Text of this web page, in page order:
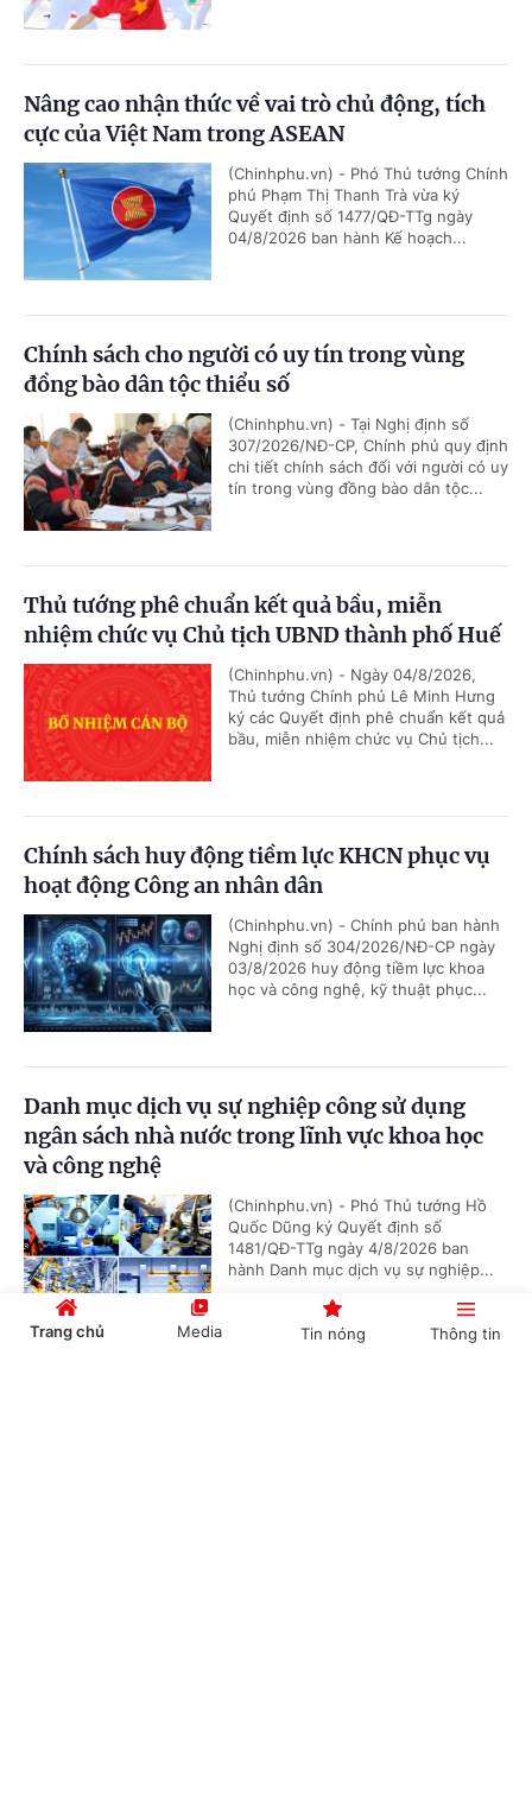
Nâng cao nhận thức về vai trò chủ động, tích
cực của Việt Nam trong ASEAN
(Chinhphu.vn) - Phó Thủ tướng Chính
phủ Phạm Thị Thanh Trà vừa ký
Quyết định số 1477/QĐ-TTg ngày
04/8/2026 ban hành Kế hoạch...
Chính sách cho người có uy tín trong vùng
đồng bào dân tộc thiểu số
(Chinhphu.vn) - Tại Nghị định số
307/2026/NĐ-CP, Chính phủ quy định
chi tiết chính sách đối với người có uy
tín trong vùng đồng bào dân tộc...
Thủ tướng phê chuẩn kết quả bầu, miễn
nhiệm chức vụ Chủ tịch UBND thành phố Huế
(Chinhphu.vn) - Ngày 04/8/2026,
Thủ tướng Chính phủ Lê Minh Hưng
ký các Quyết định phê chuẩn kết quả
bầu, miễn nhiệm chức vụ Chủ tịch...
Chính sách huy động tiềm lực KHCN phục vụ
hoạt động Công an nhân dân
(Chinhphu.vn) - Chính phủ ban hành
Nghị định số 304/2026/NĐ-CP ngày
03/8/2026 huy động tiềm lực khoa
học và công nghệ, kỹ thuật phục...
Danh mục dịch vụ sự nghiệp công sử dụng
ngân sách nhà nước trong lĩnh vực khoa học
và công nghệ
(Chinhphu.vn) - Phó Thủ tướng Hồ
Quốc Dũng ký Quyết định số
1481/QĐ-TTg ngày 4/8/2026 ban
hành Danh mục dịch vụ sự nghiệp...
Trang chủ Media Tin nóng Thông tin